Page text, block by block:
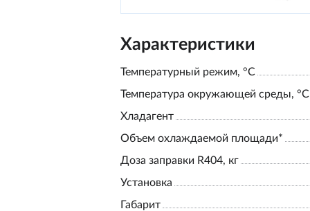
Характеристики
Температурный режим, °С
Температура окружающей среды, °С
Хладагент
Объем охлаждаемой площади*
Доза заправки R404, кг
Установка
Габарит